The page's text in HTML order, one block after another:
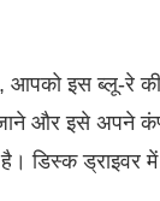
इस ब्लू-रे की
जाने और इसे अपने
डिस्क ड्राइवर